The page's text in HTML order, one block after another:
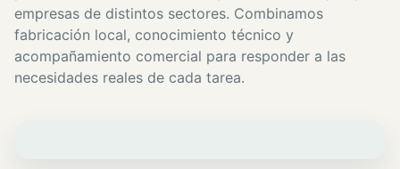
empresas de distintos sectores. Combinamos
fabricación local, conocimiento técnico y
acompañamiento comercial para responder a las
necesidades reales de cada tarea.